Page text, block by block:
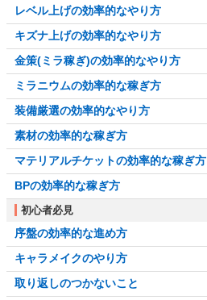
レベル上げの効率的なやり方
キズナ上げの効率的なやり方
金策(ミラ稼ぎ)の効率的なやり方
ミラニウムの効率的な稼ぎ方
装備厳選の効率的なやり方
素材の効率的な稼ぎ方
マテリアルチケットの効率的な稼ぎ方
BPの効率的な稼ぎ方
初心者必見
序盤の効率的な進め方
キャラメイクのやり方
取り返しのつかないこと